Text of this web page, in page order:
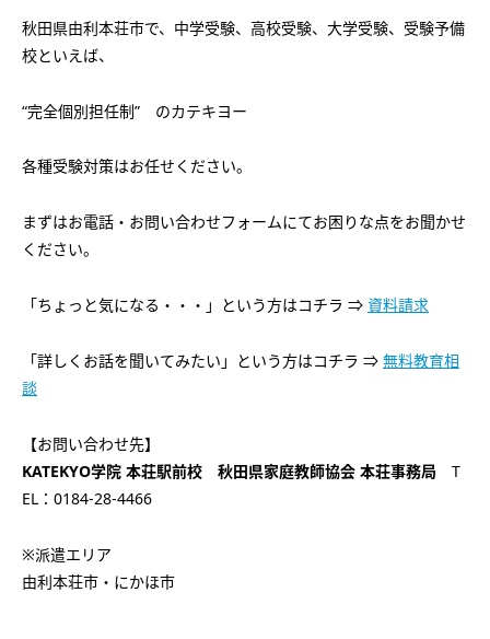
秋田県由利本荘市で、中学受験、高校受験、大学受験、受験予備
校といえば、
“完全個別担任制” のカテキヨー
各種受験対策はお任せください。
まずはお電話・お問い合わせフォームにてお困りな点をお聞かせ
ください。
「ちょっと気になる・・・」という方はコチラ ⇒ 資料請求
「詳しくお話を聞いてみたい」という方はコチラ ⇒ 無料教育相
談
【お問い合わせ先】
KATEKYO学院 本荘駅前校 秋田県家庭教師協会 本荘事務局 T
EL：0184-28-4466
※派遣エリア
由利本荘市・にかほ市